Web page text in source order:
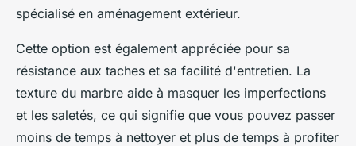
spécialisé en aménagement extérieur.
Cette option est également appréciée pour sa
résistance aux taches et sa facilité d'entretien. La
texture du marbre aide à masquer les imperfections
et les saletés, ce qui signifie que vous pouvez passer
moins de temps à nettoyer et plus de temps à profiter